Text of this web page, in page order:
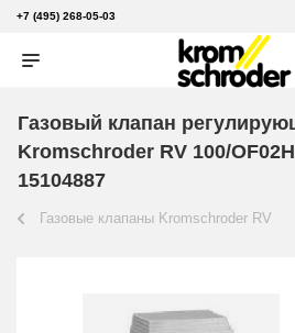
+7 (495) 268-05-03
Газовый клапан
Kromschroder RV 100/
15104887
Газовые клапаны Kromschroder RV